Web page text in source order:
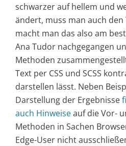
schwarzer auf hellem und
ändert, muss man auch den
macht man das also am
Ana Tudor nachgegangen
Methoden
Text per CSS und SCSS
darstellen lässt. Neben
Darstellung der Ergebnisse
auch Hinweiseauf die Vor-
Methoden in Sachen
Edge-User nicht